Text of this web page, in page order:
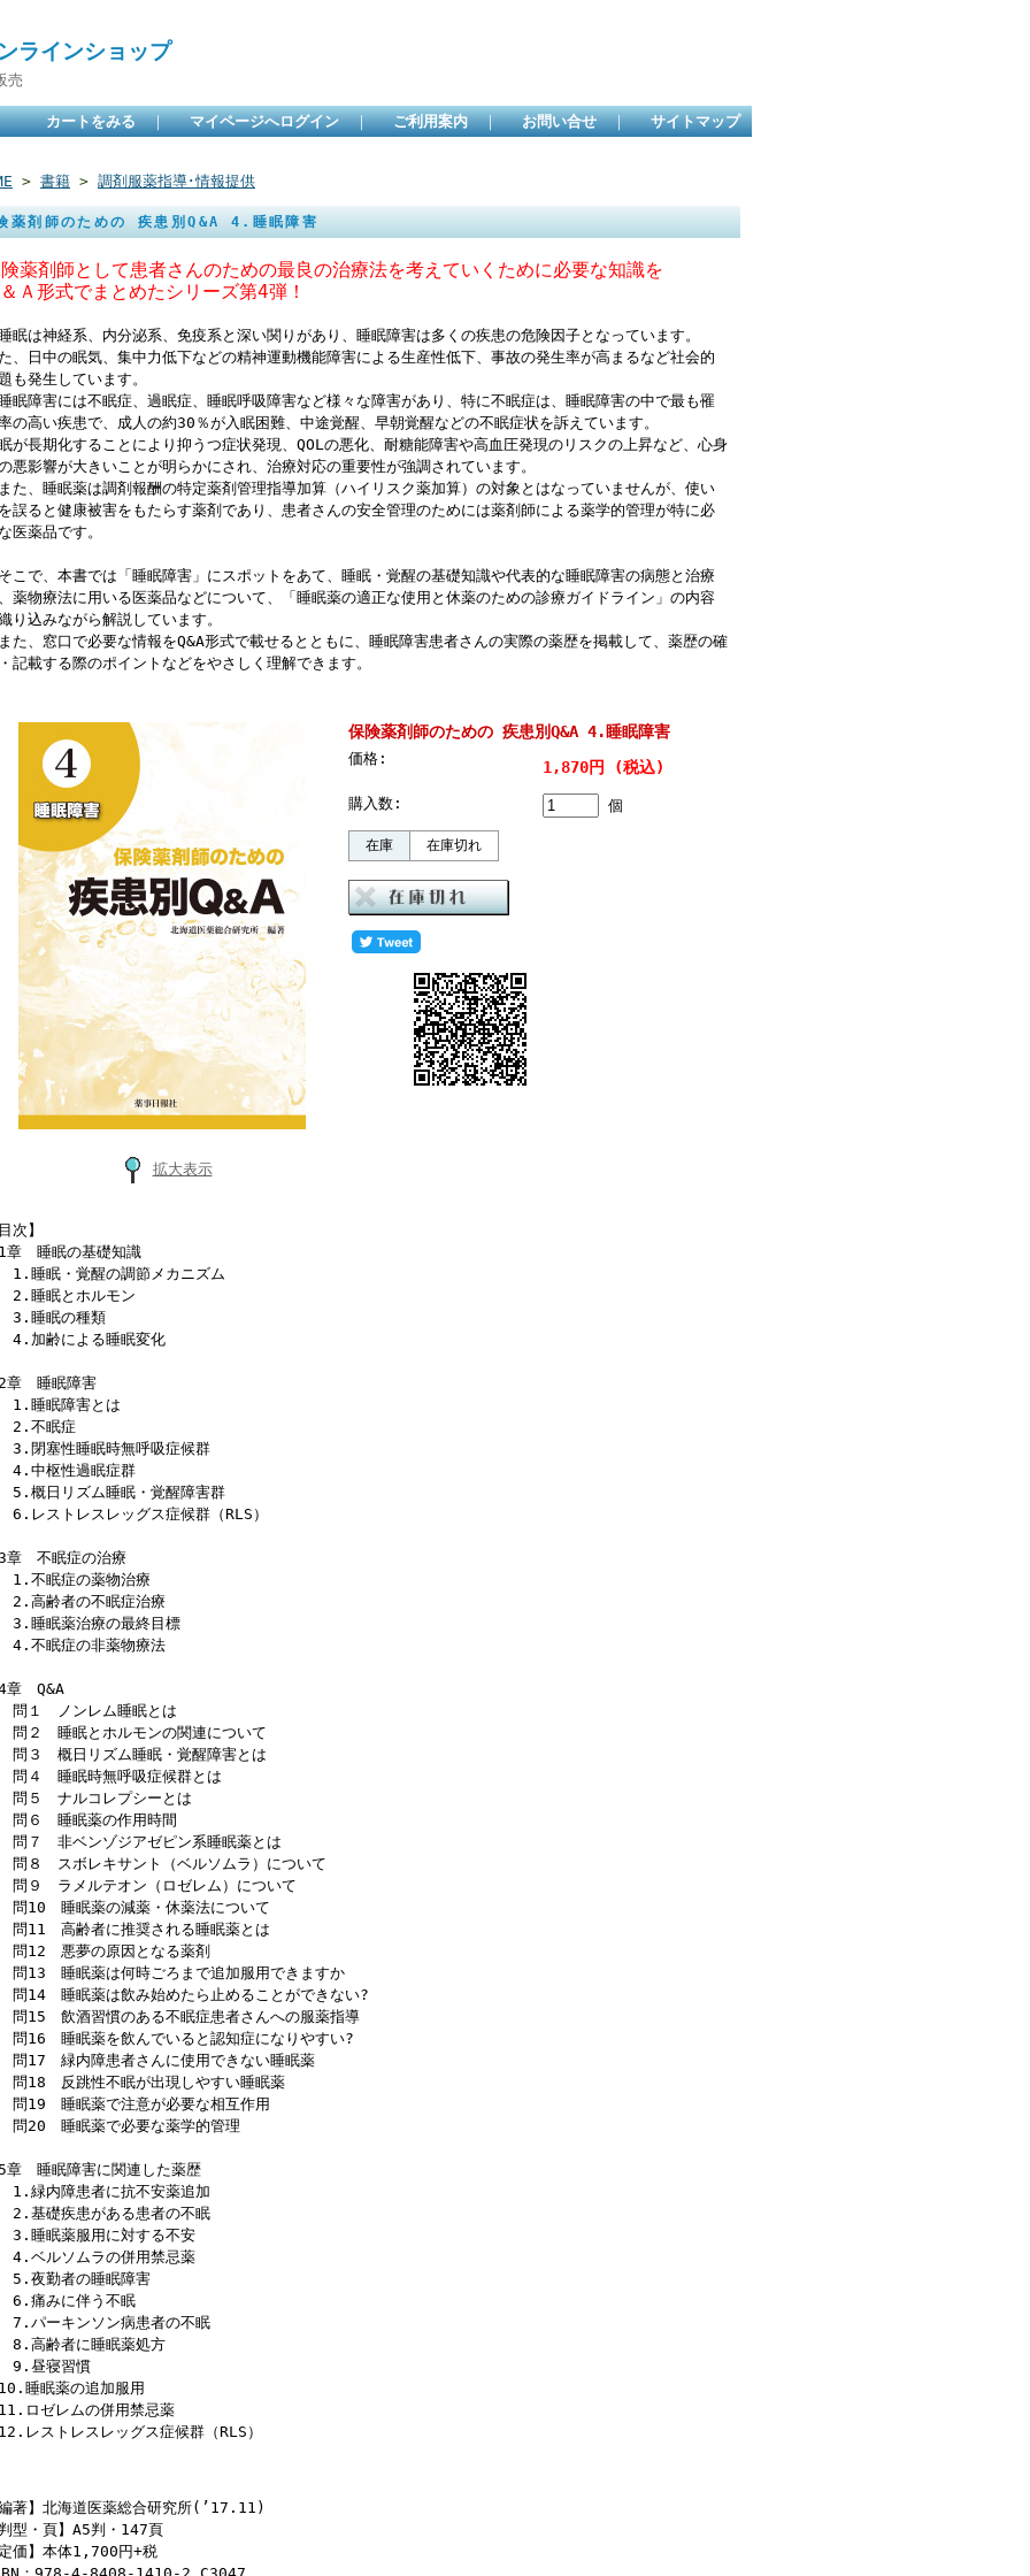
ラインショップ
売
カートをみる ｜ マイページへログイン ｜ ご利用案内 ｜ お問い合せ ｜ サイトマップ
> 書籍 > 調剤服薬指導･情報提供
薬剤師のための 疾患別Q&A 4.睡眠障害
薬剤師として患者さんのための最良の治療法を考えていくために必要な知識を
＆Ａ形式でまとめたシリーズ第4弾！
眠は神経系、内分泌系、免疫系と深い関りがあり、睡眠障害は多くの疾患の危険因子となっています。
、日中の眠気、集中力低下などの精神運動機能障害による生産性低下、事故の発生率が高まるなど社会的
も発生しています。
眠障害には不眠症、過眠症、睡眠呼吸障害など様々な障害があり、特に不眠症は、睡眠障害の中で最も罹
の高い疾患で、成人の約30％が入眠困難、中途覚醒、早朝覚醒などの不眠症状を訴えています。
が長期化することにより抑うつ症状発現、QOLの悪化、耐糖能障害や高血圧発現のリスクの上昇など、心身
悪影響が大きいことが明らかにされ、治療対応の重要性が強調されています。
た、睡眠薬は調剤報酬の特定薬剤管理指導加算（ハイリスク薬加算）の対象とはなっていませんが、使い
誤ると健康被害をもたらす薬剤であり、患者さんの安全管理のためには薬剤師による薬学的管理が特に必
医薬品です。
こで、本書では「睡眠障害」にスポットをあて、睡眠・覚醒の基礎知識や代表的な睡眠障害の病態と治療
薬物療法に用いる医薬品などについて、「睡眠薬の適正な使用と休薬のための診療ガイドライン」の内容
り込みながら解説しています。
た、窓口で必要な情報をQ&A形式で載せるとともに、睡眠障害患者さんの実際の薬歴を掲載して、薬歴の確
記載する際のポイントなどをやさしく理解できます。
拡大表示
保険薬剤師のための 疾患別Q&A 4.睡眠障害
価格: 1,870円 (税込)
購入数: 個
在庫 在庫切れ
次】
章 睡眠の基礎知識
睡眠・覚醒の調節メカニズム
睡眠とホルモン
睡眠の種類
加齢による睡眠変化
章 睡眠障害
睡眠障害とは
不眠症
閉塞性睡眠時無呼吸症候群
中枢性過眠症群
概日リズム睡眠・覚醒障害群
レストレスレッグス症候群（RLS）
章 不眠症の治療
不眠症の薬物治療
高齢者の不眠症治療
睡眠薬治療の最終目標
不眠症の非薬物療法
章 Q&A
１ ノンレム睡眠とは
２ 睡眠とホルモンの関連について
３ 概日リズム睡眠・覚醒障害とは
４ 睡眠時無呼吸症候群とは
５ ナルコレプシーとは
６ 睡眠薬の作用時間
７ 非ベンゾジアゼピン系睡眠薬とは
８ スボレキサント（ベルソムラ）について
９ ラメルテオン（ロゼレム）について
10 睡眠薬の減薬・休薬法について
11 高齢者に推奨される睡眠薬とは
12 悪夢の原因となる薬剤
13 睡眠薬は何時ごろまで追加服用できますか
14 睡眠薬は飲み始めたら止めることができない?
15 飲酒習慣のある不眠症患者さんへの服薬指導
16 睡眠薬を飲んでいると認知症になりやすい?
17 緑内障患者さんに使用できない睡眠薬
18 反跳性不眠が出現しやすい睡眠薬
19 睡眠薬で注意が必要な相互作用
20 睡眠薬で必要な薬学的管理
章 睡眠障害に関連した薬歴
緑内障患者に抗不安薬追加
基礎疾患がある患者の不眠
睡眠薬服用に対する不安
ベルソムラの併用禁忌薬
夜勤者の睡眠障害
痛みに伴う不眠
パーキンソン病患者の不眠
高齢者に睡眠薬処方
昼寝習慣
睡眠薬の追加服用
ロゼレムの併用禁忌薬
レストレスレッグス症候群（RLS）
編著】北海道医薬総合研究所(’17.11)
判型・頁】A5判・147頁
定価】本体1,700円+税